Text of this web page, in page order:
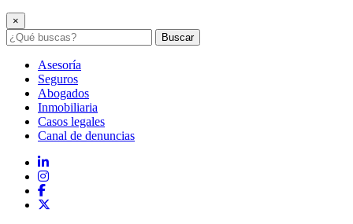
×
Buscar
Asesoría
Seguros
Abogados
Inmobiliaria
Casos legales
Canal de denuncias